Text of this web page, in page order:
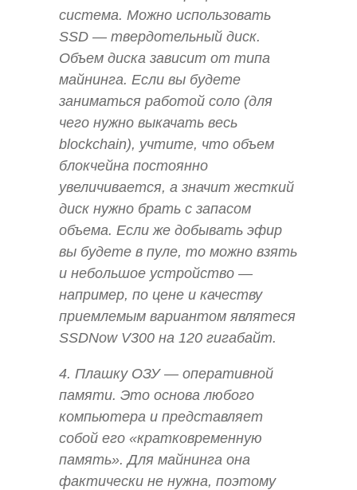
система. Можно использовать
SSD — твердотельный диск.
Объем диска зависит от типа
майнинга. Если вы будете
заниматься работой соло (для
чего нужно выкачать весь
blockchain), учтите, что объем
блокчейна постоянно
увеличивается, а значит жесткий
диск нужно брать с запасом
объема. Если же добывать эфир
вы будете в пуле, то можно взять
и небольшое устройство —
например, по цене и качеству
приемлемым вариантом являтеся
SSDNow V300 на 120 гигабайт.
4. Плашку ОЗУ — оперативной
памяти. Это основа любого
компьютера и представляет
собой его «кратковременную
память». Для майнинга она
фактически не нужна, поэтому